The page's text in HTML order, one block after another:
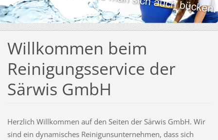
Willkommen beim
Reinigungsservice der
Särwis GmbH
Herzlich Willkommen auf den Seiten der Särwis GmbH. Wir
sind ein dynamisches Reinigunsunternehmen, dass sich